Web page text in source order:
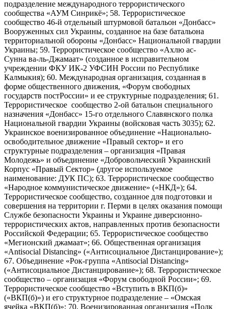
подразделение международного террористического
сообщества «АУМ Синрикё»; 58. Террористическое
сообщество 46-й отдельный штурмовой батальон «Донбасс»
Вооруженных сил Украины, созданное на базе батальона
территориальной обороны «Донбасс» Национальной гвардии
Украины; 59. Террористическое сообщество «Ахлю ас-
Сунна ва-ль-Джамаат» (созданное в исправительном
учреждении ФКУ ИК-2 УФСИН России по Республике
Калмыкия); 60. Международная организация, созданная в
форме общественного движения, «Форум свободных
государств постРоссии» и ее структурные подразделения; 61.
Террористическое сообщество 2-ой батальон специального
назначения «Донбасс» 15-го отдельного Славянского полка
Национальной гвардии Украины (войсковая часть 3035); 62.
Украинское военизированное объединение «Национально-
освободительное движение «Правый сектор» и его
структурные подразделения – организация «Правая
Молодежь» и объединение «Добровольческий Украинский
Корпус «Правый Сектор» (другое используемое
наименование: ДУК ПС); 63. Террористическое сообщество
«Народное коммунистическое движение» («НКД»); 64.
Террористическое сообщество, созданное для подготовки и
совершения на территории г. Перми в целях оказания помощи
Службе безопасности Украины и Украине диверсионно-
террористических актов, направленных против безопасности
Российской Федерации; 65. Террористическое сообщество
«Мегионский джамаат»; 66. Общественная организация
«Antisocial Distancing» («Антисоциальное Дистанцирование»);
67. Объединение «Рок-группа «Antisocial Distancing»
(«Антисоциальное Дистанцирование»); 68. Террористическое
сообщество – организация «Форум свободной России»; 69.
Террористическое сообщество «Вступить в ВКП(б)»
(«ВКП(б)») и его структурное подразделение – «Омская
ячейка «ВКП(б)»; 70. Военизированная организация «Полк